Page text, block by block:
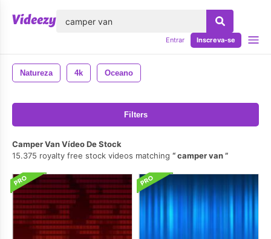
Entrar Inscreva-se
Natureza 4k Oceano
Filters
Camper Van Vídeo De Stock
15.375 royalty free stock videos matching
camper van